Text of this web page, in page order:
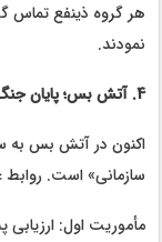
هر گروه ذینفع تماس
نمودند.
4. آتش بس؛ پایان جنگ نیست، آغاز بازسازی است
اکنون در آتش بس به
سازمانی» است. روابط